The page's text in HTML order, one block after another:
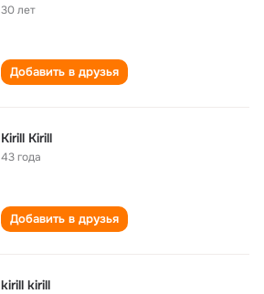
30 лет
Добавить в друзья
Kirill Kirill
43 года
Добавить в друзья
kirill kirill